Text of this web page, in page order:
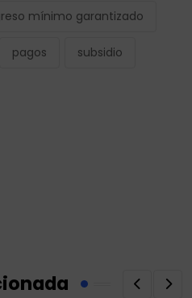
mínimo garantizado
pagos subsidio